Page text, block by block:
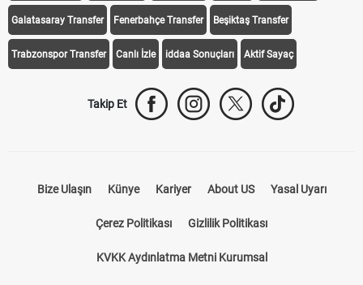
Galatasaray Transfer Fenerbahçe Transfer Beşiktaş Transfer
Trabzonspor Transfer Canlı İzle iddaa Sonuçları Aktif Sayaç
Takip Et
Bize Ulaşın Künye Kariyer About US Yasal Uyarı
Çerez Politikası Gizlilik Politikası
KVKK Aydınlatma Metni Kurumsal